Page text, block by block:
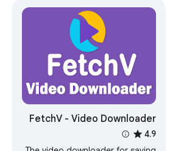
FetchV - Video Downloader
for m3u8 & hls
4.9